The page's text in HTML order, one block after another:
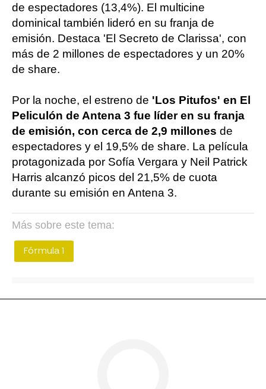
de espectadores (13,4%). El multicine
dominical también lideró en su franja de
emisión. Destaca 'El Secreto de Clarissa', con
más de 2 millones de espectadores y un 20%
de share.
Por la noche, el estreno de 'Los Pitufos' en El
Peliculón de Antena 3 fue líder en su franja
de emisión, con cerca de 2,9 millones de
espectadores y el 19,5% de share. La película
protagonizada por Sofía Vergara y Neil Patrick
Harris alcanzó picos del 21,5% de cuota
durante su emisión en Antena 3.
Más sobre este tema:
Fórmula 1